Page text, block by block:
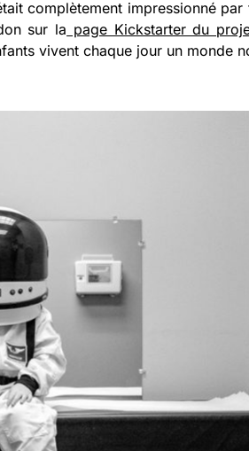
complètement impressionné par
sur la page Kickstarter du
vivent chaque jour un monde